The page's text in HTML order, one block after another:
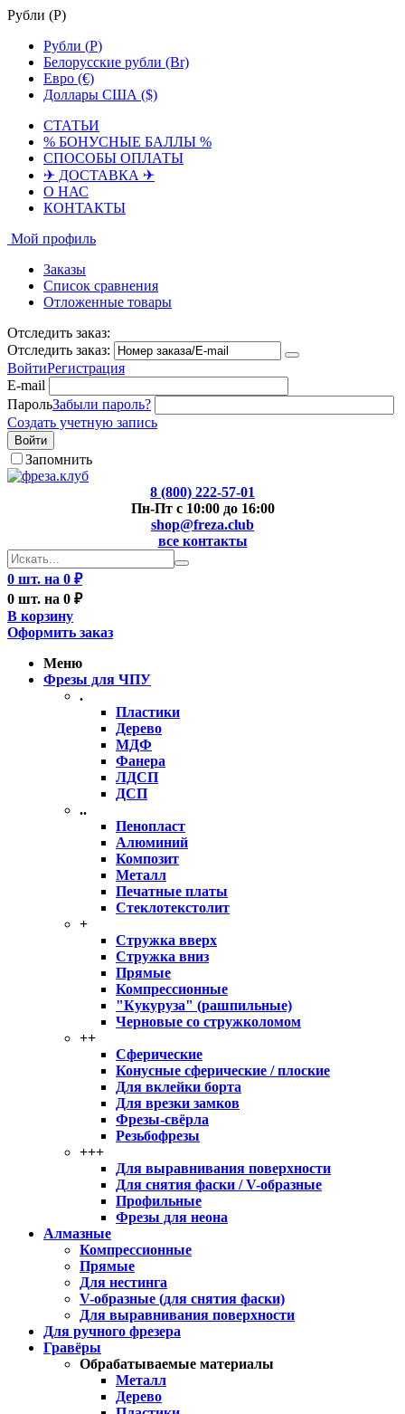
Рубли (Р)
Рубли (Р)
Белорусские рубли (Br)
Евро (€)
Доллары США ($)
СТАТЬИ
% БОНУСНЫЕ БАЛЛЫ %
СПОСОБЫ ОПЛАТЫ
✈ ДОСТАВКА ✈
О НАС
КОНТАКТЫ
Мой профиль
Заказы
Список сравнения
Отложенные товары
Отследить заказ:
Отследить заказ:
ВойтиРегистрация
E-mail
ПарольЗабыли пароль?
Создать учетную запись
Войти
Запомнить
8 (800) 222-57-01
Пн-Пт с 10:00 до 16:00
shop@freza.club
все контакты
0 шт. на 0 ₽
0 шт. на 0 ₽
В корзину
Оформить заказ
Меню
Фрезы для ЧПУ
.
Пластики
Дерево
МДФ
Фанера
ЛДСП
ДСП
..
Пенопласт
Алюминий
Композит
Металл
Печатные платы
Стеклотекстолит
+
Стружка вверх
Стружка вниз
Прямые
Компрессионные
"Кукуруза" (рашпильные)
Черновые со стружколомом
++
Сферические
Конусные сферические / плоские
Для вклейки борта
Для врезки замков
Фрезы-свёрла
Резьбофрезы
+++
Для выравнивания поверхности
Для снятия фаски / V-образные
Профильные
Фрезы для неона
Алмазные
Компрессионные
Прямые
Для нестинга
V-образные (для снятия фаски)
Для выравнивания поверхности
Для ручного фрезера
Гравёры
Обрабатываемые материалы
Металл
Дерево